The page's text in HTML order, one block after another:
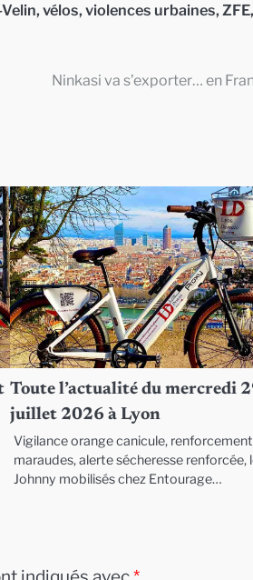
, vélos, violences urbaines, ZFE,
Ninkasi va s’exporter… en
Toute l’actualité du mercredi
juillet 2026 à Lyon
Vigilance orange canicule,
maraudes, alerte sécheresse renforcée,
Johnny mobilisés chez Entourage…